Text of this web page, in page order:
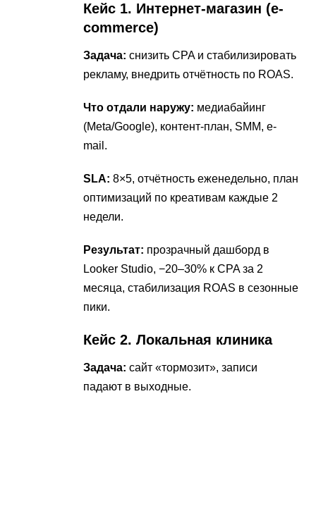
Кейс 1. Интернет-магазин (e-
commerce)
Задача: снизить CPA и стабилизировать
рекламу, внедрить отчётность по ROAS.
Что отдали наружу: медиабайинг
(Meta/Google), контент-план, SMM, e-
mail.
SLA: 8×5, отчётность еженедельно, план
оптимизаций по креативам каждые 2
недели.
Результат: прозрачный дашборд в
Looker Studio, −20–30% к CPA за 2
месяца, стабилизация ROAS в сезонные
пики.
Кейс 2. Локальная клиника
Задача: сайт «тормозит», записи
падают в выходные.